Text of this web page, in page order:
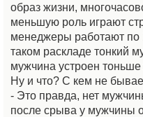
образ жизни,
меньшую роль играют
менеджеры работают по
таком раскладе тонкий
мужчина устроен
Ну и что? С кем не
- Это правда, нет
после срыва у мужчины